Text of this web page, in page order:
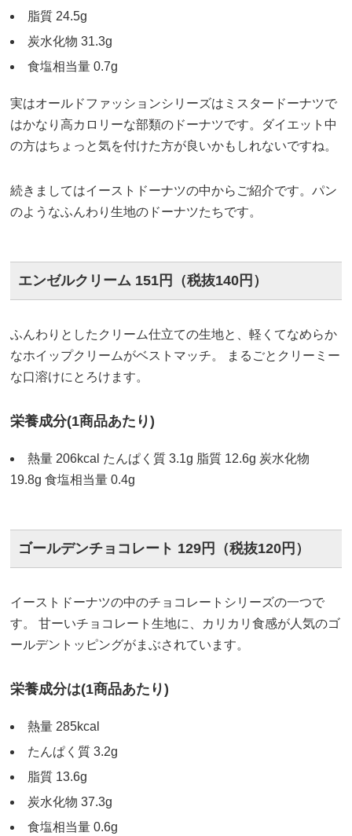
脂質 24.5g
炭水化物 31.3g
食塩相当量 0.7g
実はオールドファッションシリーズはミスタードーナツで
はかなり高カロリーな部類のドーナツです。ダイエット中
の方はちょっと気を付けた方が良いかもしれないですね。
続きましてはイーストドーナツの中からご紹介です。パン
のようなふんわり生地のドーナツたちです。
エンゼルクリーム 151円（税抜140円）
ふんわりとしたクリーム仕立ての生地と、軽くてなめらか
なホイップクリームがベストマッチ。 まるごとクリーミー
な口溶けにとろけます。
栄養成分(1商品あたり)
熱量 206kcal たんぱく質 3.1g 脂質 12.6g 炭水化物
19.8g 食塩相当量 0.4g
ゴールデンチョコレート 129円（税抜120円）
イーストドーナツの中のチョコレートシリーズの一つで
す。 甘ーいチョコレート生地に、カリカリ食感が人気のゴ
ールデントッピングがまぶされています。
栄養成分は(1商品あたり)
熱量 285kcal
たんぱく質 3.2g
脂質 13.6g
炭水化物 37.3g
食塩相当量 0.6g